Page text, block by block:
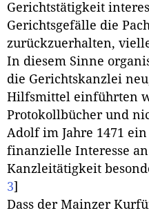
Gerichtstätigkeit
Gerichtsgefälle die
zurückzuerhalten,
In diesem Sinne
die Gerichtskanzlei
Hilfsmittel einführten
Protokollbücher und
Adolf im Jahre 1471
finanzielle Interesse
Kanzleitätigkeit
3]
Dass der Mainzer